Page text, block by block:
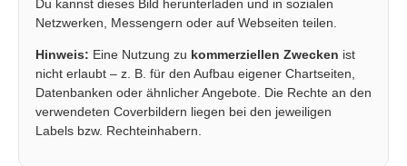
Du kannst dieses Bild herunterladen und in sozialen
Netzwerken, Messengern oder auf Webseiten teilen.
Hinweis: Eine Nutzung zu kommerziellen Zwecken ist
nicht erlaubt – z. B. für den Aufbau eigener Chartseiten,
Datenbanken oder ähnlicher Angebote. Die Rechte an den
verwendeten Coverbildern liegen bei den jeweiligen
Labels bzw. Rechteinhabern.